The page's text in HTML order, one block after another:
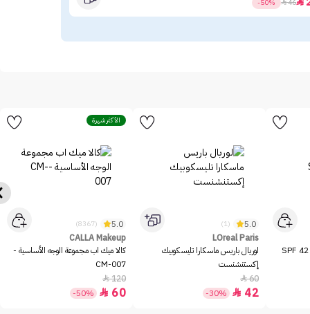
46

-50%
ميشا بي بي كريم بيرفكت إم SPF 42
5.0
(1)
LOreal Paris
لوريال باريس ماسكارا تليسكوبيك
إكستنشنست
60

42

-30%
الأكثر شهرة
5.0
(8367)
CALLA Makeup
كالا ميك اب مجموعة الوجه الأساسية -
CM-007
120

60

-50%